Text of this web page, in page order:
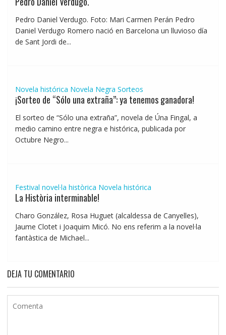
Pedro Daniel Verdugo. Foto: Mari Carmen Perán Pedro
Daniel Verdugo Romero nació en Barcelona un lluvioso día
de Sant Jordi de...
Novela histórica Novela Negra Sorteos
¡Sorteo de “Sólo una extraña”: ya tenemos ganadora!
El sorteo de “Sólo una extraña”, novela de Úna Fingal, a
medio camino entre negra e histórica, publicada por
Octubre Negro...
Festival novel·la històrica Novela histórica
La Història interminable!
Charo González, Rosa Huguet (alcaldessa de Canyelles),
Jaume Clotet i Joaquim Micó. No ens referim a la novel·la
fantàstica de Michael...
DEJA TU COMENTARIO